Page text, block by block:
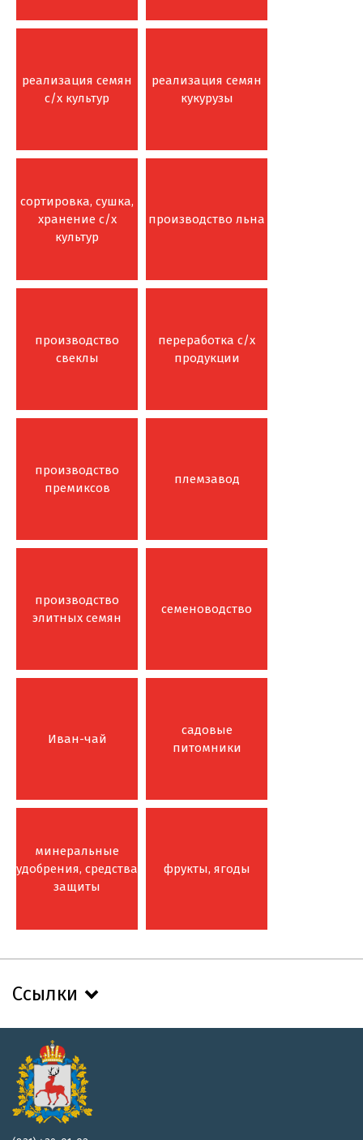
реализация семян
с/х культур
реализация семян
кукурузы
сортировка, сушка,
хранение с/х
культур
производство льна
производство
свеклы
переработка с/х
продукции
производство
премиксов
племзавод
производство
элитных семян
семеноводство
Иван-чай
садовые
питомники
минеральные
удобрения, средства
защиты
фрукты, ягоды
Ссылки